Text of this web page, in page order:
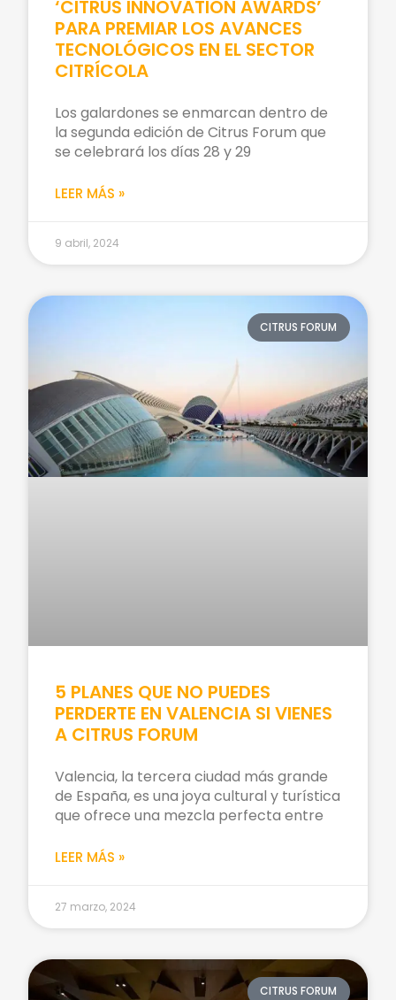
‘CITRUS INNOVATION AWARDS’
PARA PREMIAR LOS AVANCES
TECNOLÓGICOS EN EL SECTOR
CITRÍCOLA
Los galardones se enmarcan dentro de
la segunda edición de Citrus Forum que
se celebrará los días 28 y 29
LEER MÁS »
9 abril, 2024
CITRUS FORUM
5 PLANES QUE NO PUEDES
PERDERTE EN VALENCIA SI VIENES
A CITRUS FORUM
Valencia, la tercera ciudad más grande
de España, es una joya cultural y turística
que ofrece una mezcla perfecta entre
LEER MÁS »
27 marzo, 2024
CITRUS FORUM